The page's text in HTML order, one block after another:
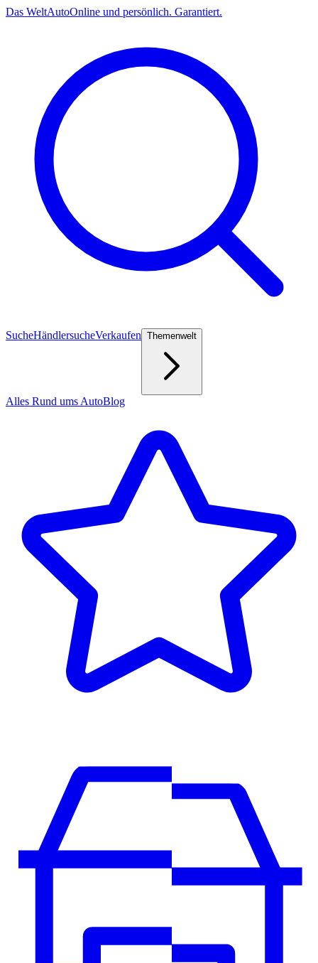
Das WeltAutoOnline und persönlich. Garantiert.
SucheHändlersucheVerkaufen Themenwelt
Alles Rund ums AutoBlog